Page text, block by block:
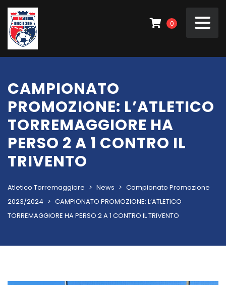
0
CAMPIONATO
PROMOZIONE: L’ATLETICO
TORREMAGGIORE HA
PERSO 2 A 1 CONTRO IL
TRIVENTO
Atletico Torremaggiore > News > Campionato Promozione
2023/2024 > CAMPIONATO PROMOZIONE: L’ATLETICO
TORREMAGGIORE HA PERSO 2 A 1 CONTRO IL TRIVENTO